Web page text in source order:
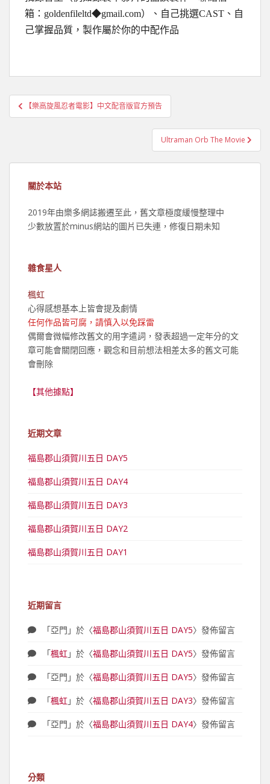
箱：goldenfileltd◆gmail.com）、自己挑選CAST、自
己掌握品質，製作屬於你的中配作品
文
章
【樂高旋風忍者電影】中文配音版官方預告
Ultraman Orb The Movie
關於本站
2019年由樂多網誌搬遷至此，舊文章極度緩慢整理中
少數放置於minus網站的圖片已失連，修復日期未知
雜食星人
楓虹
心得感想基本上皆會提及劇情
任何作品皆可腐，請慎入以免踩雷
偶爾會微幅修改舊文的用字遣詞，發表超過一定年分的文
章可能會關閉回應，觀念和目前想法相差太多的舊文可能
會刪除
【其他據點】
近期文章
福島郡山須賀川五日 DAY5
福島郡山須賀川五日 DAY4
福島郡山須賀川五日 DAY3
福島郡山須賀川五日 DAY2
福島郡山須賀川五日 DAY1
近期留言
「亞門 」於〈福島郡山須賀川五日 DAY5〉發佈留言
「楓虹」於〈福島郡山須賀川五日 DAY5〉發佈留言
「亞門 」於〈福島郡山須賀川五日 DAY5〉發佈留言
「楓虹」於〈福島郡山須賀川五日 DAY3〉發佈留言
「亞門 」於〈福島郡山須賀川五日 DAY4〉發佈留言
分類